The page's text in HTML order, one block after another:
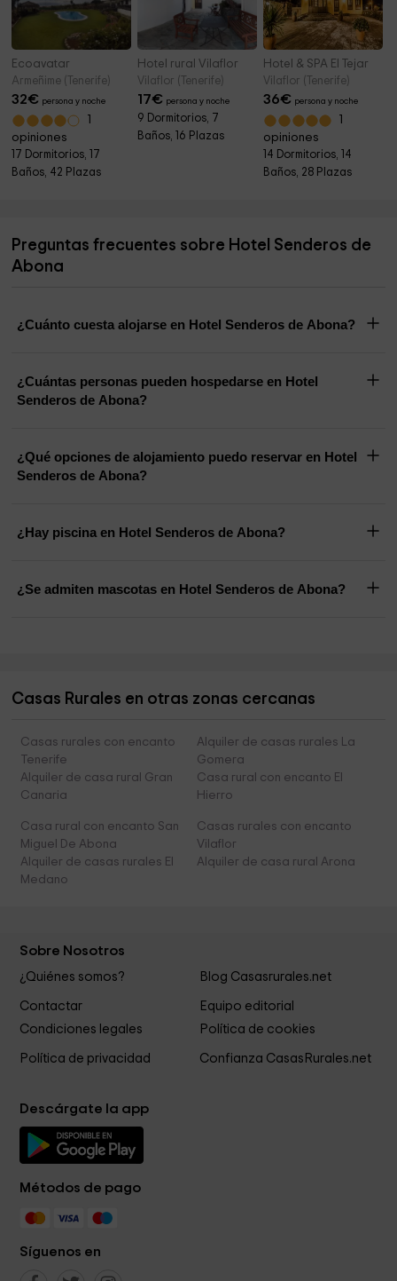
Ecoavatar
Armeñime (Tenerife)
32€ persona y noche
opiniones
17 Dormitorios, 17
Baños, 42 Plazas
Hotel rural Vilaflor
Vilaflor (Tenerife)
17€ persona y noche
9 Dormitorios, 7
Baños, 16 Plazas
Hotel & SPA El Tejar
Vilaflor (Tenerife)
36€ persona y noche
opiniones
14 Dormitorios, 14
Baños, 28 Plazas
Preguntas frecuentes sobre Hotel Senderos de
Abona
¿Cuánto cuesta alojarse en Hotel Senderos de Abona?
¿Cuántas personas pueden hospedarse en Hotel
Senderos de Abona?
¿Qué opciones de alojamiento puedo reservar en Hotel
Senderos de Abona?
¿Hay piscina en Hotel Senderos de Abona?
¿Se admiten mascotas en Hotel Senderos de Abona?
Casas Rurales en otras zonas cercanas
Casas rurales con encanto
Tenerife
Alquiler de casas rurales La
Gomera
Alquiler de casa rural Gran
Canaria
Casa rural con encanto El
Hierro
Casa rural con encanto San
Miguel De Abona
Casas rurales con encanto
Vilaflor
Alquiler de casas rurales El
Medano
Alquiler de casa rural Arona
Sobre Nosotros
¿Quiénes somos? Blog Casasrurales.net
Contactar
Equipo editorial
Condiciones legales
Política de cookies
Política de privacidad Confianza CasasRurales.net
Descárgate la app
Métodos de pago
Síguenos en